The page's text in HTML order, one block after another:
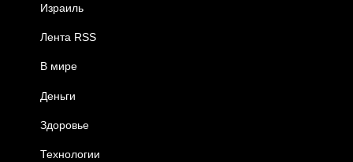
Израиль
Лента RSS
В мире
Деньги
Здоровье
Технологии